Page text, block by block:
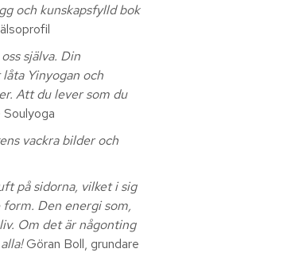
och kunskapsfylld bok
själva. Din
Yinyogan och
Att du lever som du
vackra bilder och
på sidorna, vilket i sig
Den energi som,
Om det är någonting
!Göran Boll, grundare